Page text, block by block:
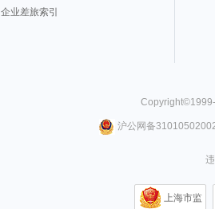
企业差旅索引
Copyright©1999-
沪公网备
上海市监